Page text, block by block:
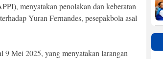
menyatakan penolakan dan keberatan
Yuran Fernandes, pesepakbola asal
9 Mei 2025, yang menyatakan larangan